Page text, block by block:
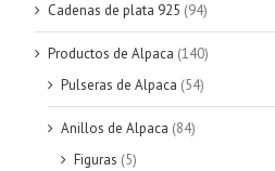
Cadenas de plata 925 (94)
Productos de Alpaca (140)
Pulseras de Alpaca (54)
Anillos de Alpaca (84)
Figuras (5)